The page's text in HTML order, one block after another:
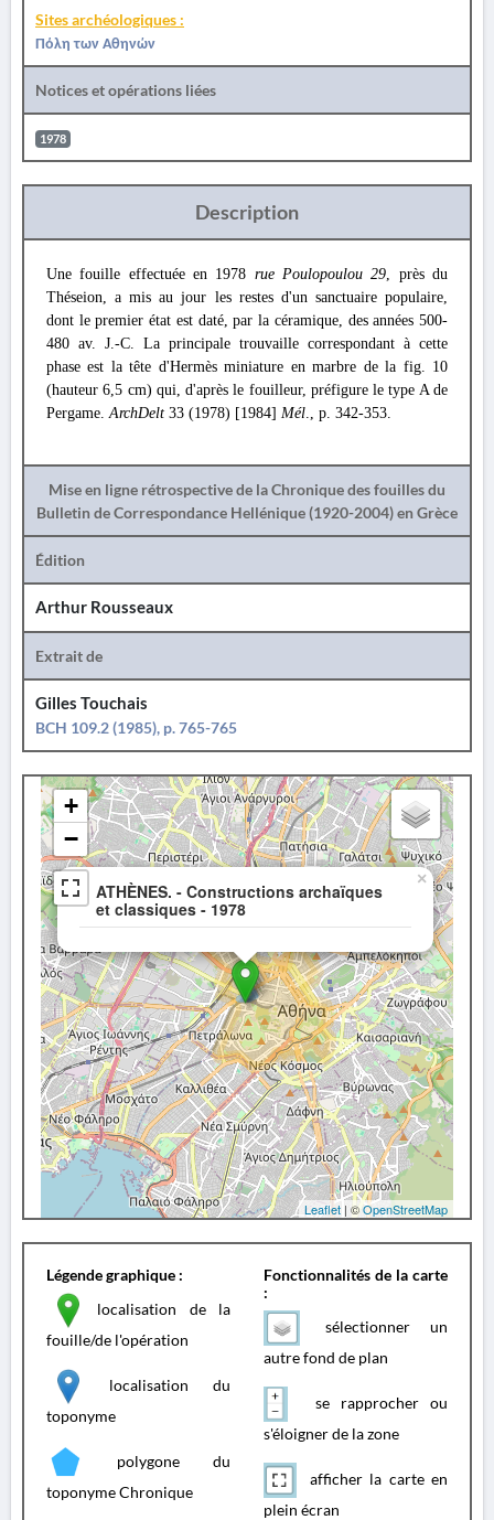
Sites archéologiques :
Πόλη των Αθηνών
Notices et opérations liées
1978
Description
Une fouille effectuée en 1978 rue Poulopoulou 29, près du
Théseion, a mis au jour les restes d'un sanctuaire populaire,
dont le premier état est daté, par la céramique, des années 500-
480 av. J.-C. La principale trouvaille correspondant à cette
phase est la tête d'Hermès miniature en marbre de la fig. 10
(hauteur 6,5 cm) qui, d'après le fouilleur, préfigure le type A de
Pergame.ArchDelt 33 (1978) [1984] Mél., p. 342-353.
Mise en ligne rétrospective de la Chronique des fouilles du
Bulletin de Correspondance Hellénique (1920-2004) en Grèce
Édition
Arthur Rousseaux
Extrait de
Gilles Touchais
BCH 109.2 (1985), p. 765-765
ATHÈNES. - Constructions archaïques
et classiques - 1978
×
+
−
Leaflet | ©OpenStreetMap
Légende graphique :
localisation de la
fouille/de l'opération
localisation du
toponyme
polygone du
toponyme Chronique
Fonctionnalités de la carte
:
sélectionner un
autre fond de plan
se rapprocher ou
s'éloigner de la zone
afficher la carte en
plein écran